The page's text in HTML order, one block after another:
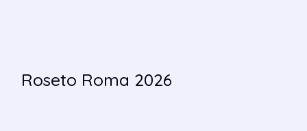
Roseto Roma 2026